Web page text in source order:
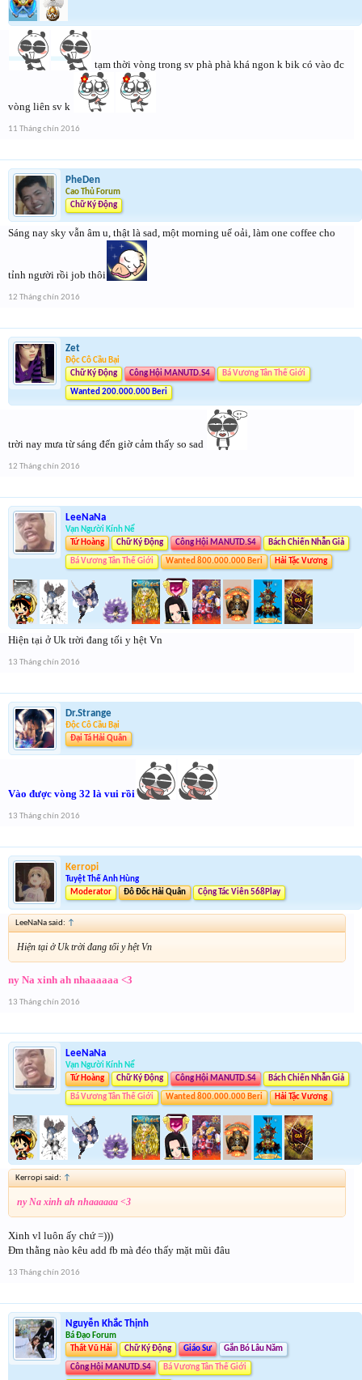
tạm thời vòng trong sv phà phà khá ngon k bik có vào đc
vòng liên sv k
11 Tháng chín 2016
PheDen
Cao Thủ Forum
Chữ Ký Động
Sáng nay sky vẫn âm u, thật là sad, một morning uể oải, làm one coffee cho
tỉnh người rồi job thôi
12 Tháng chín 2016
Zet
Độc Cô Cầu Bại
Chữ Ký Động
Công Hội MANUTD.S4 Bá Vương Tân Thế Giới
Wanted 200.000.000 Beri
trời nay mưa từ sáng đến giờ cảm thấy so sad
12 Tháng chín 2016
LeeNaNa
Vạn Người Kính Nể
Tứ Hoàng
Chữ Ký Động Công Hội MANUTD.S4 Bách Chiến Nhẫn Giả
Bá Vương Tân Thế Giới Wanted 800.000.000 Beri Hải Tặc Vương
Hiện tại ở Uk trời đang tối y hệt Vn
13 Tháng chín 2016
Dr.Strange
Độc Cô Cầu Bại
Đại Tá Hải Quân
Vào được vòng 32 là vui rồi
13 Tháng chín 2016
Kerropi
Tuyệt Thế Anh Hùng
Moderator
Đô Đốc Hải Quân Cộng Tác Viên 568Play
LeeNaNa said: ↑
Hiện tại ở Uk trời đang tối y hệt Vn
ny Na xinh ah nhaaaaaa <3
13 Tháng chín 2016
LeeNaNa
Vạn Người Kính Nể
Tứ Hoàng
Chữ Ký Động Công Hội MANUTD.S4 Bách Chiến Nhẫn Giả
Bá Vương Tân Thế Giới Wanted 800.000.000 Beri Hải Tặc Vương
Kerropi said: ↑
ny Na xinh ah nhaaaaaa <3
Xinh vl luôn ấy chứ =)))
Đm thằng nào kêu add fb mà đéo thấy mặt mũi đâu
13 Tháng chín 2016
Nguyễn Khắc Thịnh
Bá Đạo Forum
Thất Vũ Hải
Chữ Ký Động Giáo Sư Gắn Bó Lâu Năm
Công Hội MANUTD.S4 Bá Vương Tân Thế Giới